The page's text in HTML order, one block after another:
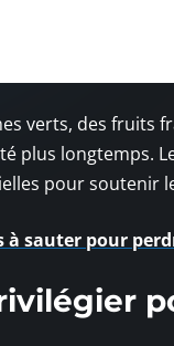
verts, des fruits
plus longtemps.
pour soutenir
à sauter pour